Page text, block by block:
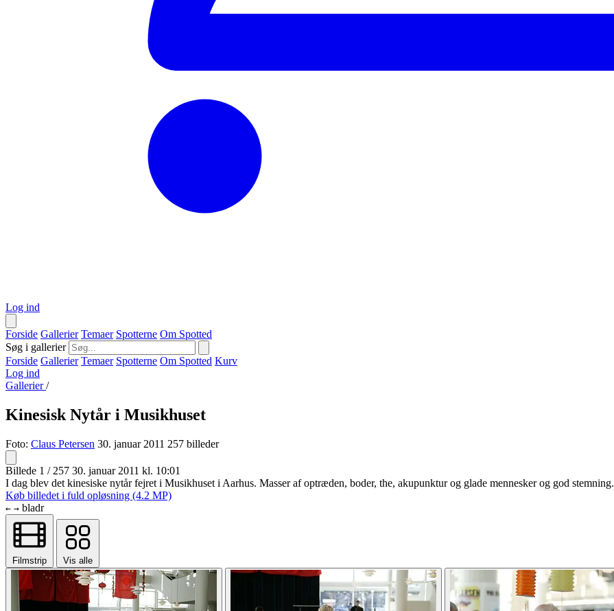
Log ind
Forside Gallerier Temaer Spotterne Om Spotted
Søg i gallerier
Forside Gallerier Temaer Spotterne Om Spotted Kurv
Log ind
Gallerier/
Kinesisk Nytår i Musikhuset
Foto: Claus Petersen 30. januar 2011 257 billeder
Billede 1 / 257 30. januar 2011 kl. 10:01
I dag blev det kinesiske nytår fejret i Musikhuset i Aarhus. Masser af optræden, boder, the, akupunktur og glade mennesker og god stemning.
Køb billedet i fuld opløsning (4.2 MP)
← → bladr
Filmstrip Vis alle